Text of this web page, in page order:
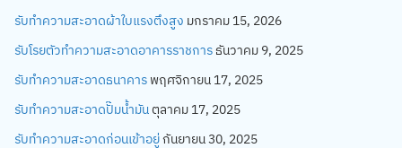
รับทำความสะอาดผ้าใบแรงตึงสูง มกราคม 15, 2026
รับโรยตัวทำความสะอาดอาคารราชการ ธันวาคม 9, 2025
รับทำความสะอาดธนาคาร พฤศจิกายน 17, 2025
รับทำความสะอาดปั๊มน้ำมัน ตุลาคม 17, 2025
รับทำความสะอาดก่อนเข้าอยู่กันยายน 30, 2025